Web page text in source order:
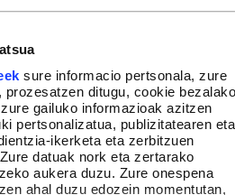
sure informacio pertsonala, zure
prozesatzen ditugu, cookie bezalako
gailuko informazioak azitzen
pertsonalizatua, publizitatearen eta
ikerketa eta zerbitzuen
datuak nork eta zertarako
aukera duzu. Zure onespena
ahal duzu edozein momentutan,